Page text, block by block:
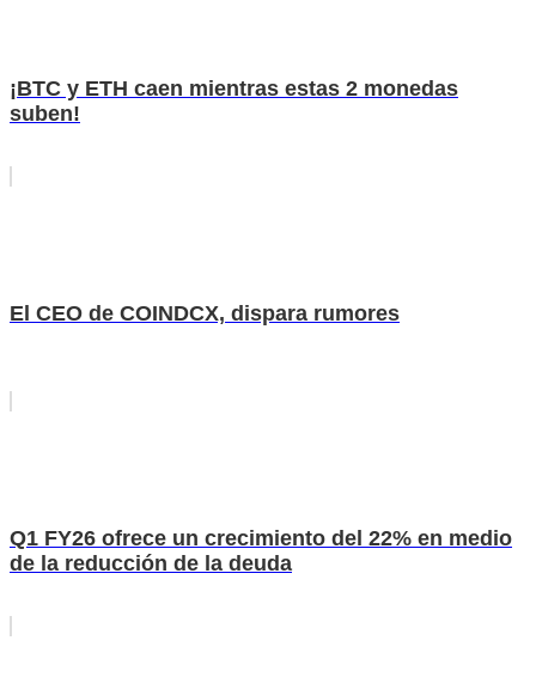
¡BTC y ETH caen mientras estas 2 monedas
suben!
El CEO de COINDCX, dispara rumores
Q1 FY26 ofrece un crecimiento del 22% en medio
de la reducción de la deuda